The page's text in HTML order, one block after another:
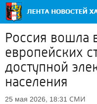
Россия вошла
европейских
доступной
населения
25 мая 2026, 18:31 СМИ